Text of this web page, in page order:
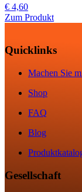
€ 4,60
Zum Produkt
Quicklinks
Machen Sie
Shop
FAQ
Blog
Gesellschaft